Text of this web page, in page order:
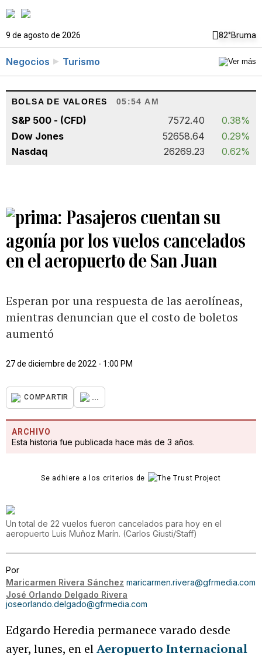
9 de agosto de 2026 82°Bruma
Negocios Turismo
BOLSA DE VALORES 05:54 AM
S&P 500 - (CFD) 7572.40
0.38%
Dow Jones
52658.64
0.29%
Nasdaq
26269.23 0.62%
Pasajeros cuentan su
agonía por los vuelos cancelados
en el aeropuerto de San Juan
Esperan por una respuesta de las aerolíneas,
mientras denuncian que el costo de boletos
aumentó
27 de diciembre de 2022 - 1:00 PM
COMPARTIR ...
ARCHIVO
Esta historia fue publicada hace más de 3 años.
Se adhiere a los criterios de
Un total de 22 vuelos fueron cancelados para hoy en el
aeropuerto Luis Muñoz Marín. (Carlos Giusti/Staff)
Por
Maricarmen Rivera Sánchez maricarmen.rivera@gfrmedia.com
José Orlando Delgado Rivera
joseorlando.delgado@gfrmedia.com
Edgardo Heredia permanece varado desde
ayer, lunes, en elAeropuerto Internacional